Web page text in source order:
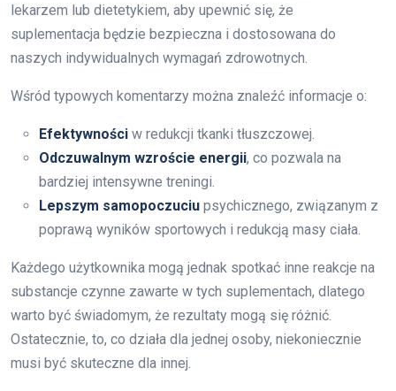
lekarzem lub dietetykiem, aby upewnić się, że
suplementacja będzie bezpieczna i dostosowana do
naszych indywidualnych wymagań zdrowotnych.
Wśród typowych komentarzy można znaleźć informacje o:
Efektywności w redukcji tkanki tłuszczowej.
Odczuwalnym wzroście energii, co pozwala na
bardziej intensywne treningi.
Lepszym samopoczuciu psychicznego, związanym z
poprawą wyników sportowych i redukcją masy ciała.
Każdego użytkownika mogą jednak spotkać inne reakcje na
substancje czynne zawarte w tych suplementach, dlatego
warto być świadomym, że rezultaty mogą się różnić.
Ostatecznie, to, co działa dla jednej osoby, niekoniecznie
musi być skuteczne dla innej.